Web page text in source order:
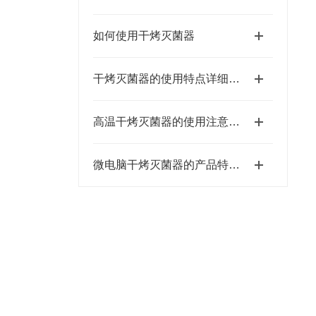
如何使用干烤灭菌器
干烤灭菌器的使用特点详细分析概述报告
高温干烤灭菌器的使用注意事项有哪些？
微电脑干烤灭菌器的产品特点以及维护事项